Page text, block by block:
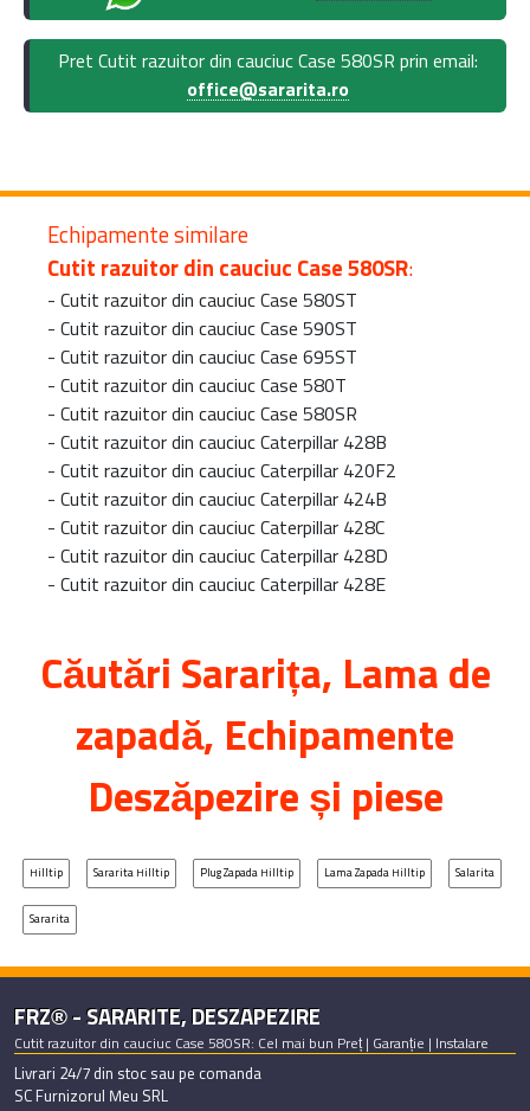
Pret Cutit razuitor din cauciuc Case 580SR prin email:
office@sararita.ro
Echipamente similare
Cutit razuitor din cauciuc Case 580SR:
- Cutit razuitor din cauciuc Case 580ST
- Cutit razuitor din cauciuc Case 590ST
- Cutit razuitor din cauciuc Case 695ST
- Cutit razuitor din cauciuc Case 580T
- Cutit razuitor din cauciuc Case 580SR
- Cutit razuitor din cauciuc Caterpillar 428B
- Cutit razuitor din cauciuc Caterpillar 420F2
- Cutit razuitor din cauciuc Caterpillar 424B
- Cutit razuitor din cauciuc Caterpillar 428C
- Cutit razuitor din cauciuc Caterpillar 428D
- Cutit razuitor din cauciuc Caterpillar 428E
Căutări Sararița, Lama de
zapadă, Echipamente
Deszăpezire și piese
Hilltip Sararita Hilltip Plug Zapada Hilltip Lama Zapada Hilltip Salarita
Sararita
FRZ® - SARARITE, DESZAPEZIRE
Cutit razuitor din cauciuc Case 580SR: Cel mai bun Preț | Garanție | Instalare
Livrari 24/7 din stoc sau pe comanda
SC Furnizorul Meu SRL